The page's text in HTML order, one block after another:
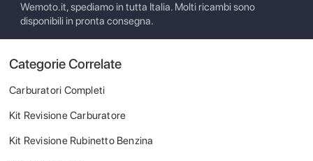
Wemoto.it, spediamo in tutta Italia. Molti ricambi sono
disponibili in pronta consegna.
Categorie Correlate
Carburatori Completi
Kit Revisione Carburatore
Kit Revisione Rubinetto Benzina